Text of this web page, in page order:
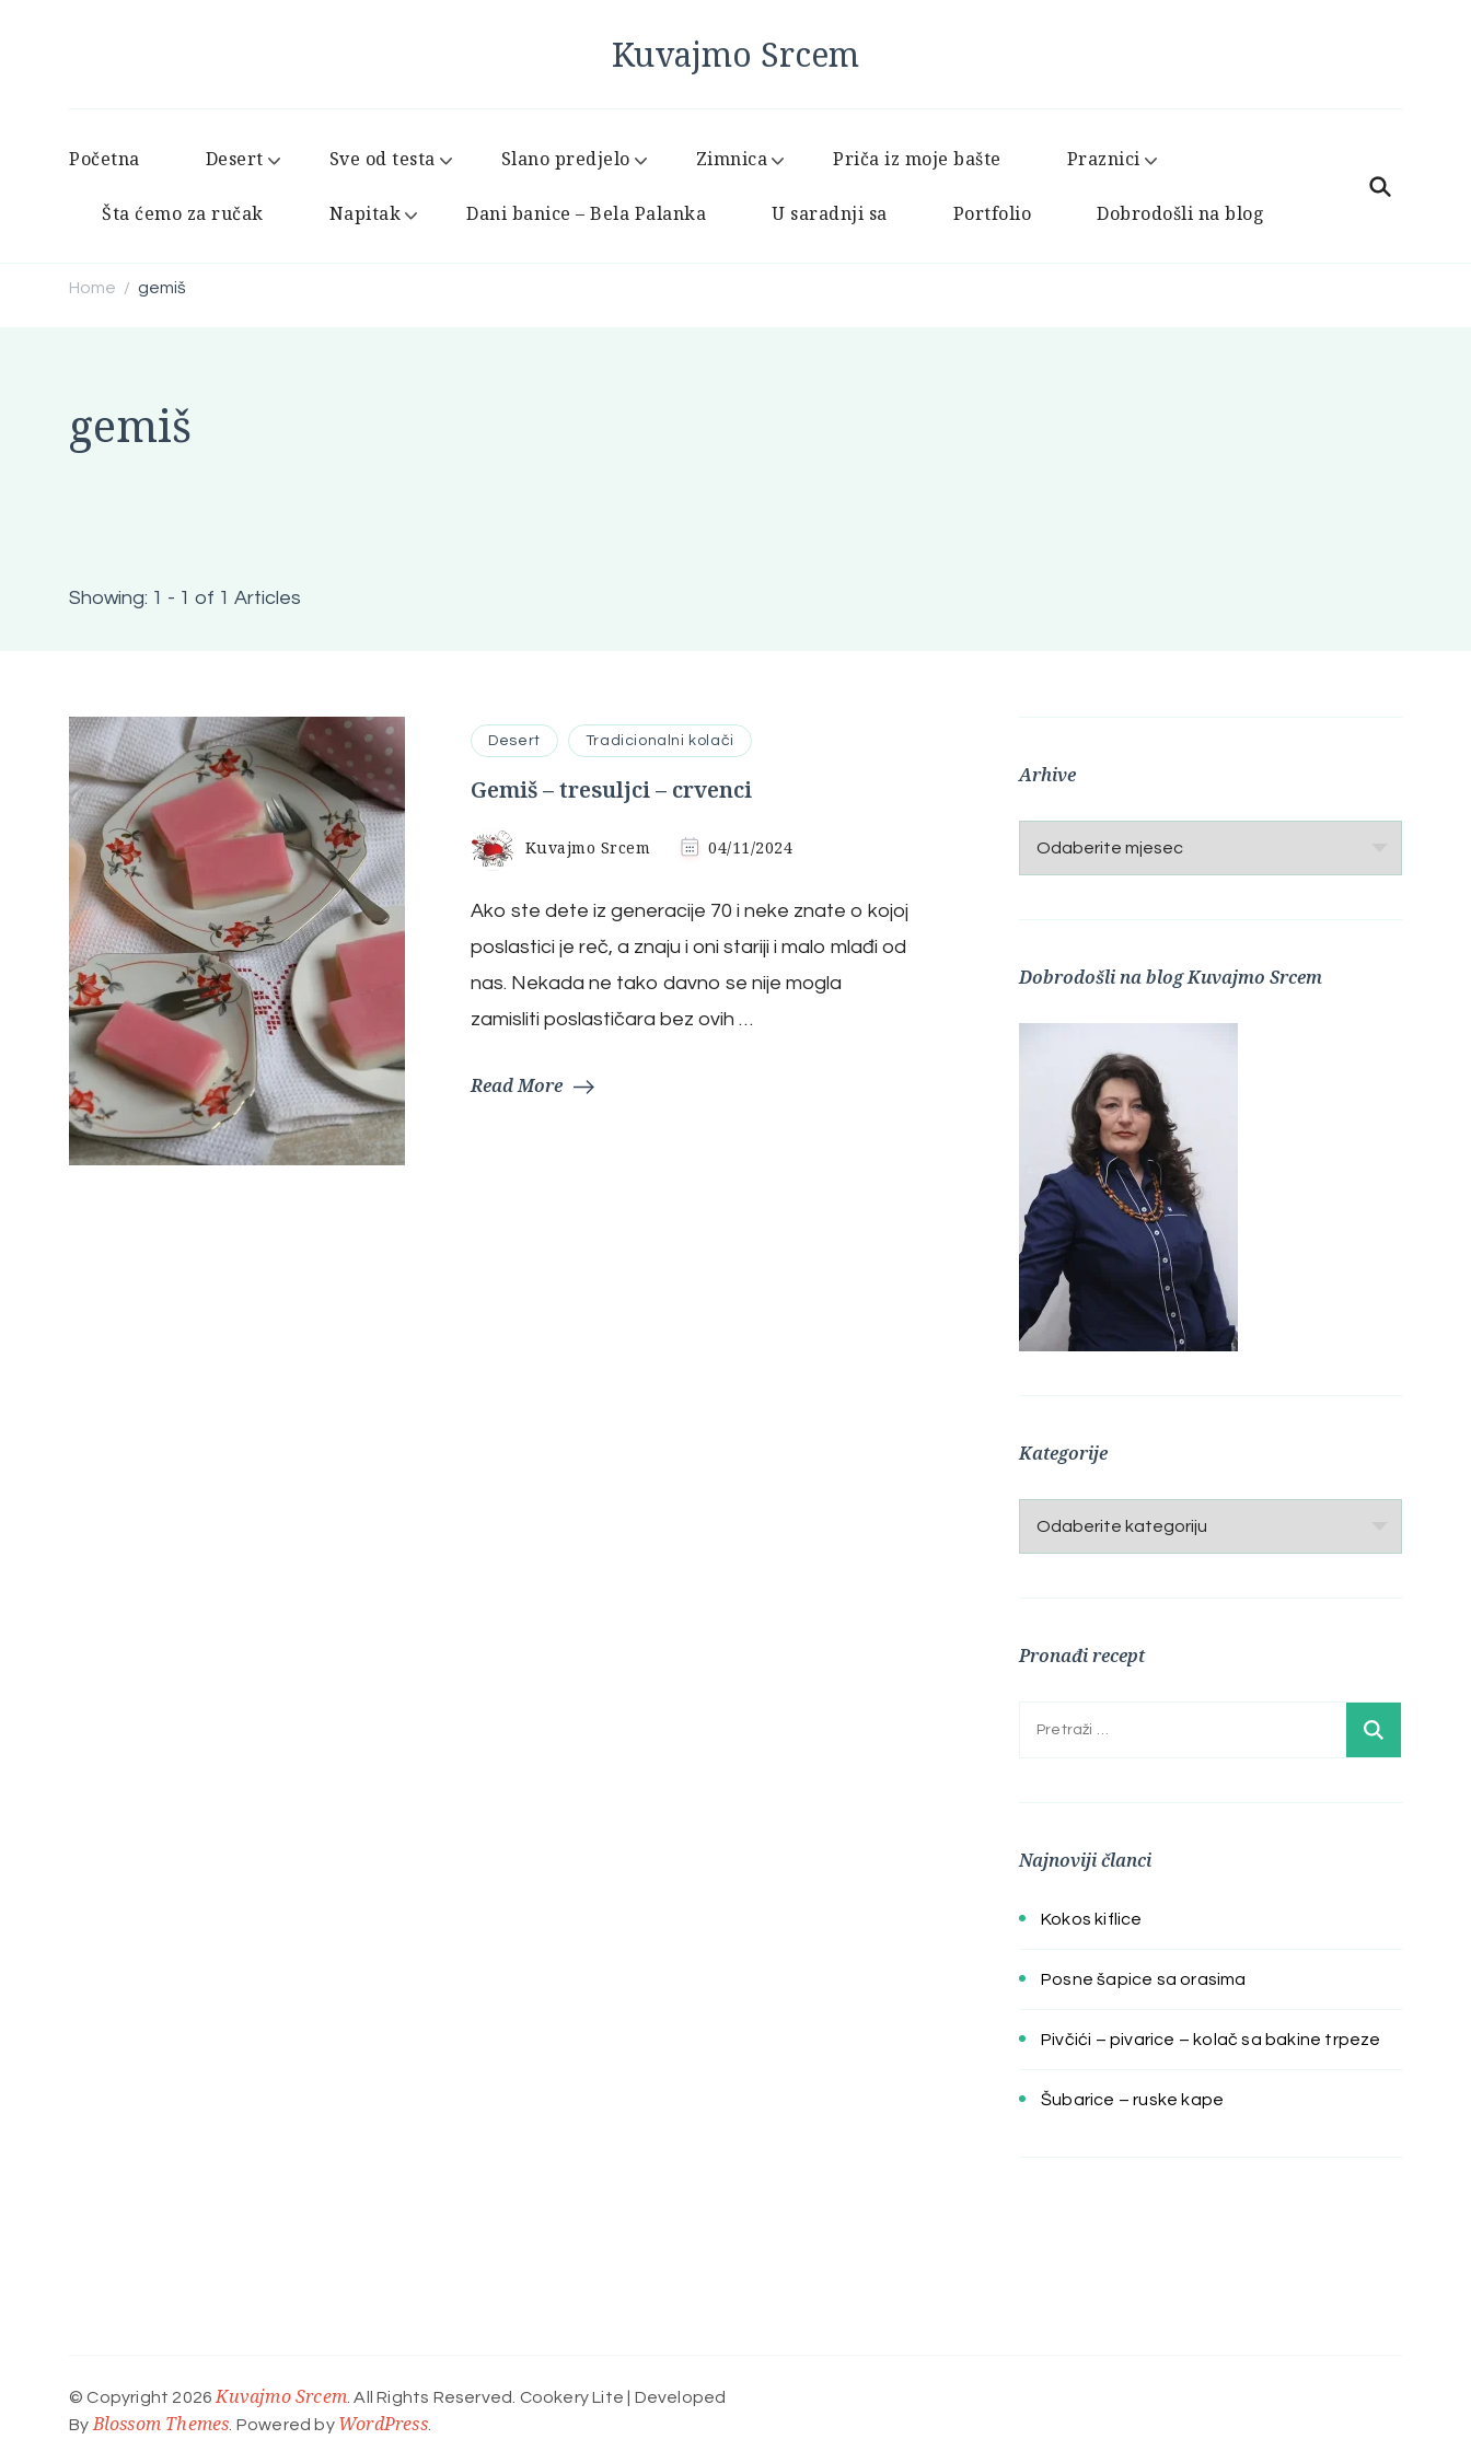
Kuvajmo Srcem
Početna Desert Sve od testa Slano predjelo Zimnica Priča iz moje bašte Praznici
Šta ćemo za ručak Napitak Dani banice – Bela Palanka U saradnji sa Portfolio Dobrodošli na blog
Home / gemiš
gemiš
Showing: 1 - 1 of 1 Articles
Desert Tradicionalni kolači
Gemiš – tresuljci – crvenci
Kuvajmo Srcem 04/11/2024
Ako ste dete iz generacije 70 i neke znate o kojoj
poslastici je reč, a znaju i oni stariji i malo mlađi od
nas. Nekada ne tako davno se nije mogla
zamisliti poslastičara bez ovih …
Read More
Arhive
Arhive
Dobrodošli na blog Kuvajmo Srcem
Kategorije
Kategorije
Pronađi recept
Pretraga:
Najnoviji članci
Kokos kiflice
Posne šapice sa orasima
Pivčići – pivarice – kolač sa bakine trpeze
Šubarice – ruske kape
© Copyright 2026 Kuvajmo Srcem . All Rights Reserved. Cookery Lite | Developed
By Blossom Themes . Powered by WordPress.